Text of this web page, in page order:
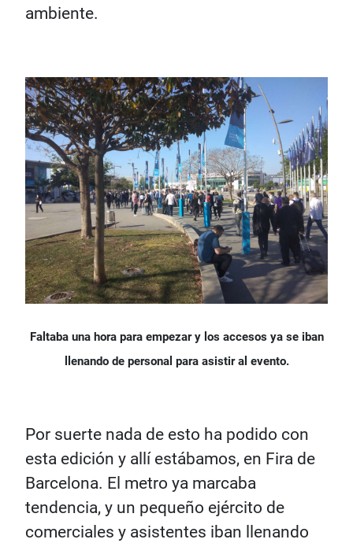
ambiente.
Faltaba una hora para empezar y los accesos ya se iban
llenando de personal para asistir al evento.
Por suerte nada de esto ha podido con
esta edición y allí estábamos, en Fira de
Barcelona. El metro ya marcaba
tendencia, y un pequeño ejército de
comerciales y asistentes iban llenando